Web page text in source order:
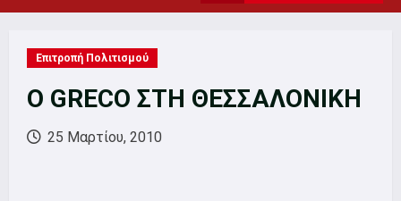
Menu
Επιτροπή Πολιτισμού
Ο GRECO ΣΤΗ ΘΕΣΣΑΛΟΝΙΚΗ
25 Μαρτίου, 2010